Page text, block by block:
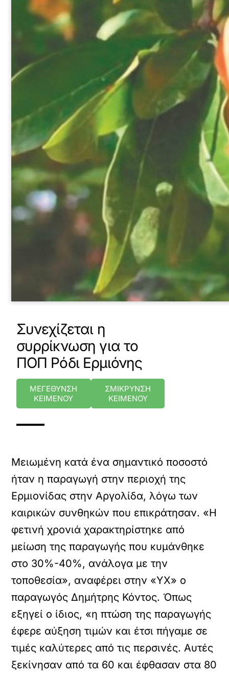
Συνεχίζεται η
συρρίκνωση για το
ΠΟΠ Ρόδι Ερμιόνης
ΜΕΓΕΘΥΝΣΗ
ΚΕΙΜΕΝΟΥ
ΣΜΙΚΡΥΝΣΗ
ΚΕΙΜΕΝΟΥ
Μειωμένη κατά ένα σημαντικό ποσοστό
ήταν η παραγωγή στην περιοχή της
Ερμιονίδας στην Αργολίδα, λόγω των
καιρικών συνθηκών που επικράτησαν. «Η
φετινή χρονιά χαρακτηρίστηκε από
μείωση της παραγωγής που κυμάνθηκε
στο 30%-40%, ανάλογα με την
τοποθεσία», αναφέρει στην «ΥΧ» ο
παραγωγός Δημήτρης Κόντος. Όπως
εξηγεί ο ίδιος, «η πτώση της παραγωγής
έφερε αύξηση τιμών και έτσι πήγαμε σε
τιμές καλύτερες από τις περσινές. Αυτές
ξεκίνησαν από τα 60 και έφθασαν στα 80